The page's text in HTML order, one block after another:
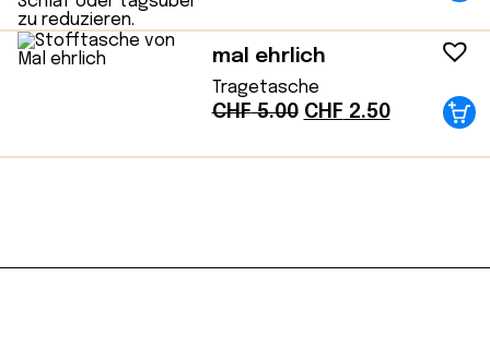
mal ehrlich
Tragetasche
CHF5.00 Ursprünglicher
CHF 2.50Aktueller